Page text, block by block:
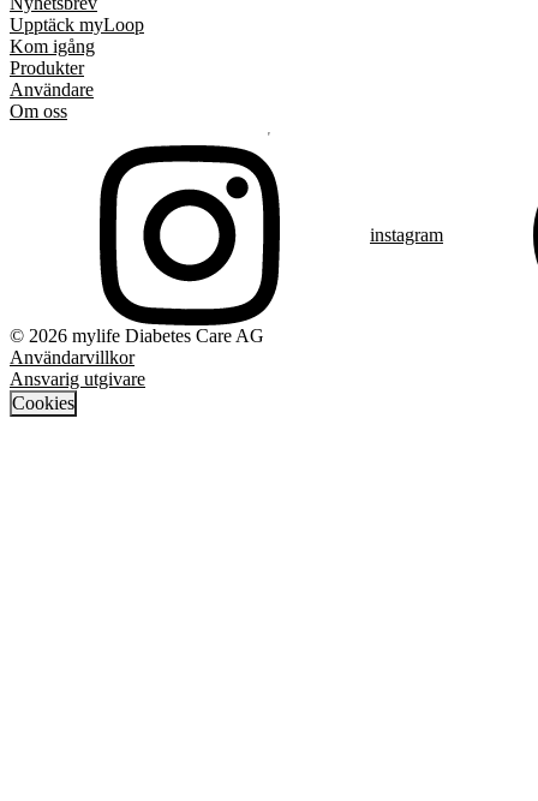
Upptäck myLoop
Kom igång
Produkter
Användare
Om oss
instagram
© 2026 mylife Diabetes Care AG
Användarvillkor
Ansvarig utgivare
Cookies